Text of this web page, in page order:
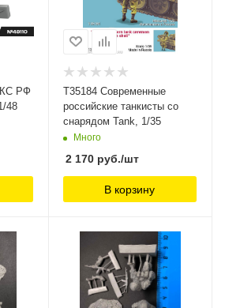
РФ
48
T35184 Современные
российские танкисты со
снарядом Tank, 1/35
Много
2 170руб./шт
В корзину